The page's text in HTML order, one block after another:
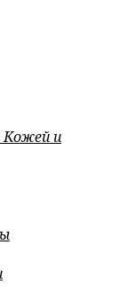
Кожей и